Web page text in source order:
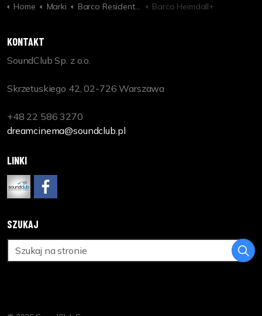
Home Marki Barco Residential Barco Heimdall+
KONTAKT
SoundClub Sp. z o.o.
Skrzetuskiego 42, 02-726 Warszawa
+48 22 586 3270
dreamcinema@soundclub.pl
LINKI
SZUKAJ